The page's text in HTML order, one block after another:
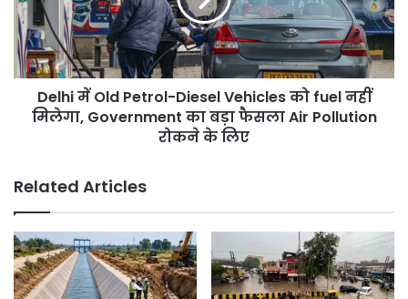
Vehicles
को
fuel
नहीं
मिलेगा,
Government
Air
Pollution
रोकने
के
लिए
Delhi में Old Petrol-Diesel Vehicles को fuel नहीं
मिलेगा, Government का बड़ा फैसला Air Pollution
रोकने के लिए
Related Articles